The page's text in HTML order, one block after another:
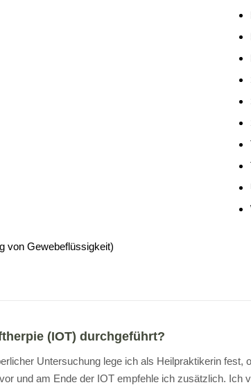
von Gewebeflüssigkeit)
(IOT) durchgeführt?
Untersuchung lege ich als Heilpraktikerin
und am Ende der IOT empfehle ich zusätzlich.